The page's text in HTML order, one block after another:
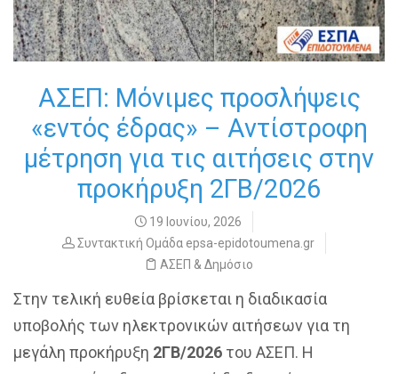
ΑΣΕΠ: Μόνιμες προσλήψεις
«εντός έδρας» – Αντίστροφη
μέτρηση για τις αιτήσεις στην
προκήρυξη 2ΓΒ/2026
19 Ιουνίου, 2026
Συντακτική Ομάδα epsa-epidotoumena.gr
ΑΣΕΠ & Δημόσιο
Στην τελική ευθεία βρίσκεται η διαδικασία
υποβολής των ηλεκτρονικών αιτήσεων για τη
μεγάλη προκήρυξη 2ΓΒ/2026 του ΑΣΕΠ. Η